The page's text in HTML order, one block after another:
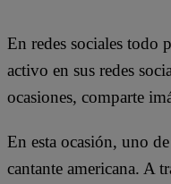
En redes sociales todo
activo en sus redes
ocasiones, comparte
En esta ocasión, uno
cantante americana. A